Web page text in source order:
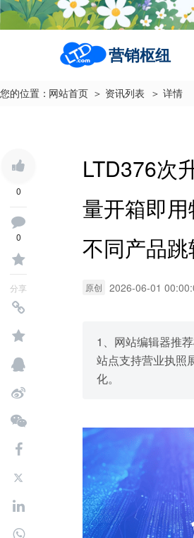
营销枢纽
您的位置： 网站首页 ＞ 资讯列表 ＞ 详情
0
0
分享
LTD376次
量开箱即用
不同产品
原创 2026-06-01
1、网站编辑器推
站点支持营业执照
化。